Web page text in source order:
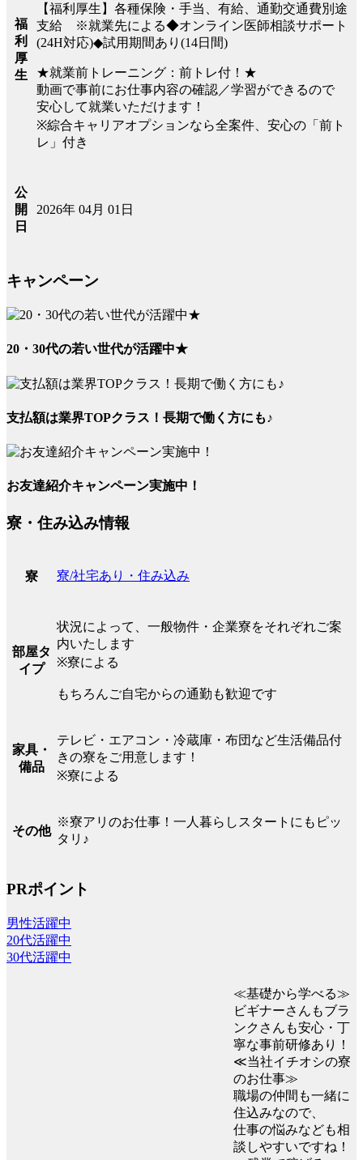
福
利
厚
生
【福利厚生】各種保険・手当、有給、通勤交通費別途
支給 ※就業先による◆オンライン医師相談サポート
(24H対応)◆試用期間あり(14日間)
★就業前トレーニング：前トレ付！★
動画で事前にお仕事内容の確認／学習ができるので
安心して就業いただけます！
※綜合キャリアオプションなら全案件、安心の「前ト
レ」付き
公
開
日
2026年 04月 01日
キャンペーン
20・30代の若い世代が活躍中★
支払額は業界TOPクラス！長期で働く方にも♪
お友達紹介キャンペーン実施中！
寮・住み込み情報
寮 寮/社宅あり・住み込み
部屋タ
イプ
状況によって、一般物件・企業寮をそれぞれご案
内いたします
※寮による
もちろんご自宅からの通勤も歓迎です
家具・
備品
テレビ・エアコン・冷蔵庫・布団など生活備品付
きの寮をご用意します！
※寮による
その他
※寮アリのお仕事！一人暮らしスタートにもピッ
タリ♪
PRポイント
男性活躍中
20代活躍中
30代活躍中
≪基礎から学べる≫
ビギナーさんもブラ
ンクさんも安心・丁
寧な事前研修あり！
≪当社イチオシの寮
のお仕事≫
職場の仲間も一緒に
住込みなので、
仕事の悩みなども相
談しやすいですね！